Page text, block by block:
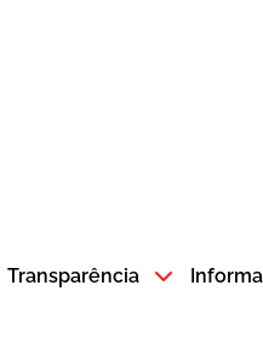
a página inicial
Transparência